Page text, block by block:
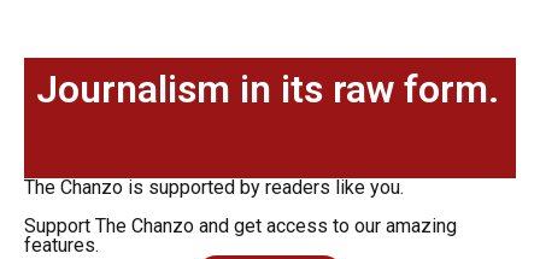
Journalism in its raw form.
The Chanzo is supported by readers like you.
Support The Chanzo and get access to our amazing
features.